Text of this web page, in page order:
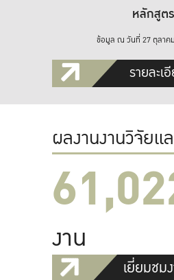
หลักสูตร
ข้อมูล ณ วันที่ 27 ตุลาค
รายละเ
ผลงานงานวิจัยแ
งาน
เยี่ยมชม